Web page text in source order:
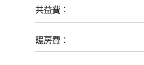
​共益費：
​暖房費：